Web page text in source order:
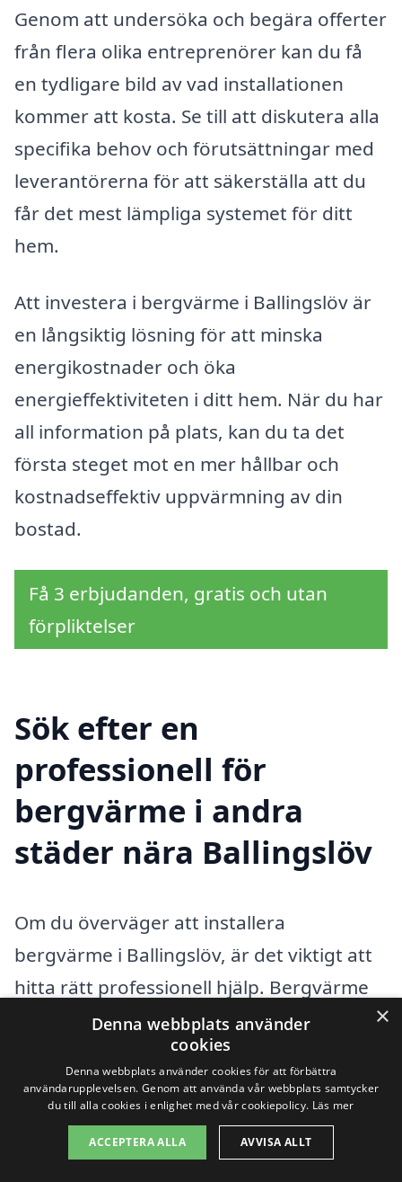
Genom att undersöka och begära offerter
från flera olika entreprenörer kan du få
en tydligare bild av vad installationen
kommer att kosta. Se till att diskutera alla
specifika behov och förutsättningar med
leverantörerna för att säkerställa att du
får det mest lämpliga systemet för ditt
hem.
Att investera i bergvärme i Ballingslöv är
en långsiktig lösning för att minska
energikostnader och öka
energieffektiviteten i ditt hem. När du har
all information på plats, kan du ta det
första steget mot en mer hållbar och
kostnadseffektiv uppvärmning av din
bostad.
Få 3 erbjudanden, gratis och utan
förpliktelser
Sök efter en
professionell för
bergvärme i andra
städer nära Ballingslöv
Om du överväger att installera
bergvärme i Ballingslöv, är det viktigt att
hitta rätt professionell hjälp. Bergvärme
är en effektiv och hållbar
uppvärmningslösning som utnyttjar
jordens naturliga värme. För att
säkerställa en smidig installation och få
bästa möjliga resultat, kan det vara
×
Denna webbplats använder
cookies
Denna webbplats använder cookies för att förbättra
användarupplevelsen. Genom att använda vår webbplats samtycker
du till alla cookies i enlighet med vår cookiepolicy. Läs mer
ACCEPTERA ALLA AVVISA ALLT